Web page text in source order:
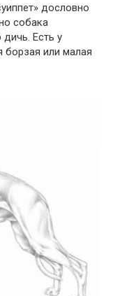
дословно
собака
Есть у
борзая или малая